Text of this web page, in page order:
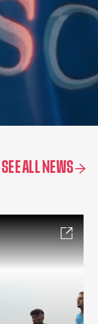
SEE ALL NEWS